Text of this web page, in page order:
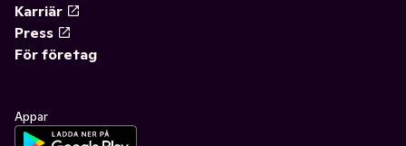
Karriär
Press
För företag
Appar